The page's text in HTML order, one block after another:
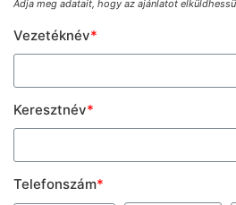
Adja meg adatait, hogy az ajánlatot
Vezetéknév*
Keresztnév*
Telefonszám*